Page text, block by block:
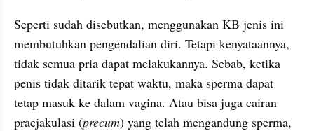
Seperti sudah disebutkan, menggunakan KB jenis ini
membutuhkan pengendalian diri. Tetapi kenyataannya,
tidak semua pria dapat melakukannya. Sebab, ketika
penis tidak ditarik tepat waktu, maka sperma dapat
tetap masuk ke dalam vagina. Atau bisa juga cairan
praejakulasi (precum) yang telah mengandung sperma,